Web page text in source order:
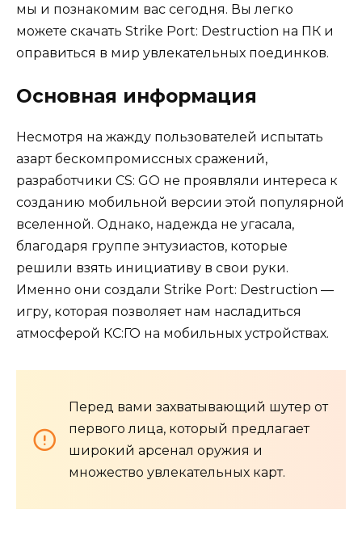
мы и познакомим вас сегодня. Вы легко
можете скачать Strike Port: Destruction на ПК и
оправиться в мир увлекательных поединков.
Основная информация
Несмотря на жажду пользователей испытать
азарт бескомпромиссных сражений,
разработчики CS: GO не проявляли интереса к
созданию мобильной версии этой популярной
вселенной. Однако, надежда не угасала,
благодаря группе энтузиастов, которые
решили взять инициативу в свои руки.
Именно они создали Strike Port: Destruction —
игру, которая позволяет нам насладиться
атмосферой КС:ГО на мобильных устройствах.
Перед вами захватывающий шутер от
первого лица, который предлагает
широкий арсенал оружия и
множество увлекательных карт.